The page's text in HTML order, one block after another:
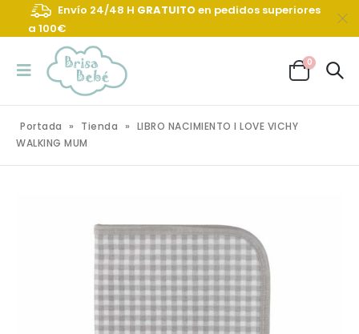
Envío 24/48 H GRATUITOen pedidos superiores
a 100€
0
Portada » Tienda » LIBRO NACIMIENTO I LOVE VICHY
WALKING MUM